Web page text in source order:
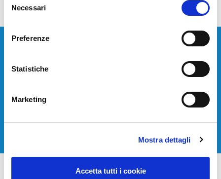
delNecessari
Preferenze
Statistiche
Marketing
Mostra dettagli
Accetta tutti i cookie